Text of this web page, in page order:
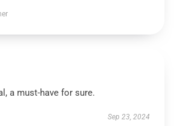
a must-have for sure.
Sep 23, 2024